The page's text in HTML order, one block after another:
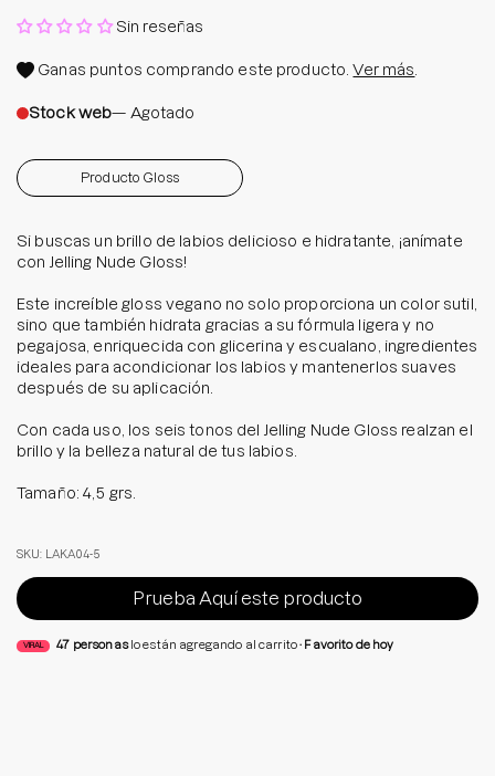
Sin reseñas
Ganas puntos comprando este producto.Ver más
Stock web— Agotado
Producto Gloss
Si buscas un brillo de labios delicioso e hidratante, ¡anímate
con Jelling Nude Gloss!
Este increíble gloss vegano no solo proporciona un color sutil,
sino que también hidrata gracias a su fórmula ligera y no
pegajosa, enriquecida con glicerina y escualano, ingredientes
ideales para acondicionar los labios y mantenerlos suaves
después de su aplicación.
Con cada uso, los seis tonos del Jelling Nude Gloss realzan el
brillo y la belleza natural de tus labios.
Tamaño: 4,5 grs.
SKU: LAKA04-5
Prueba Aquí este producto
VIRAL 47 personas lo están agregando al carrito Favorito de hoy